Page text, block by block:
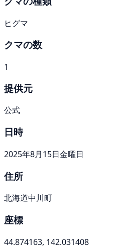
ヒグマ
クマの数
1
提供元
公式
日時
2025年8月15日金曜日
住所
北海道中川町
座標
44.874163, 142.031408